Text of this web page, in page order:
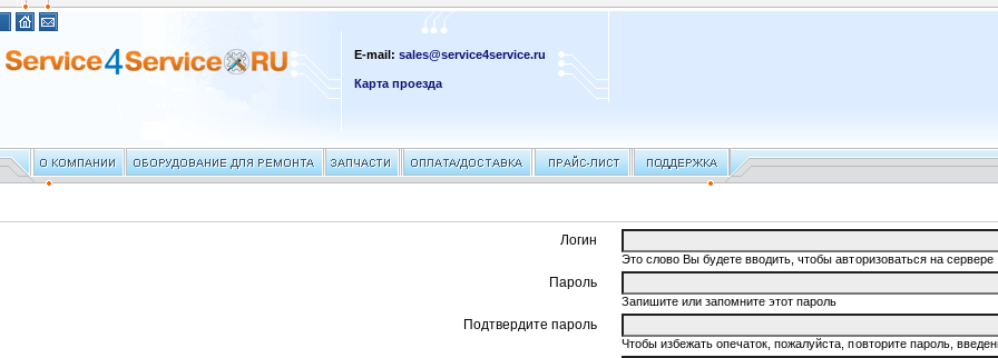
E-mail:sales@service4service.ru
Карта проезда
Логин
Это слово Вы будете вводить, чтобы авторизоваться на сервере
Пароль
Запишите или запомните этот пароль
Подтвердите пароль
Чтобы избежать опечаток, пожалуйста, повторите пароль,